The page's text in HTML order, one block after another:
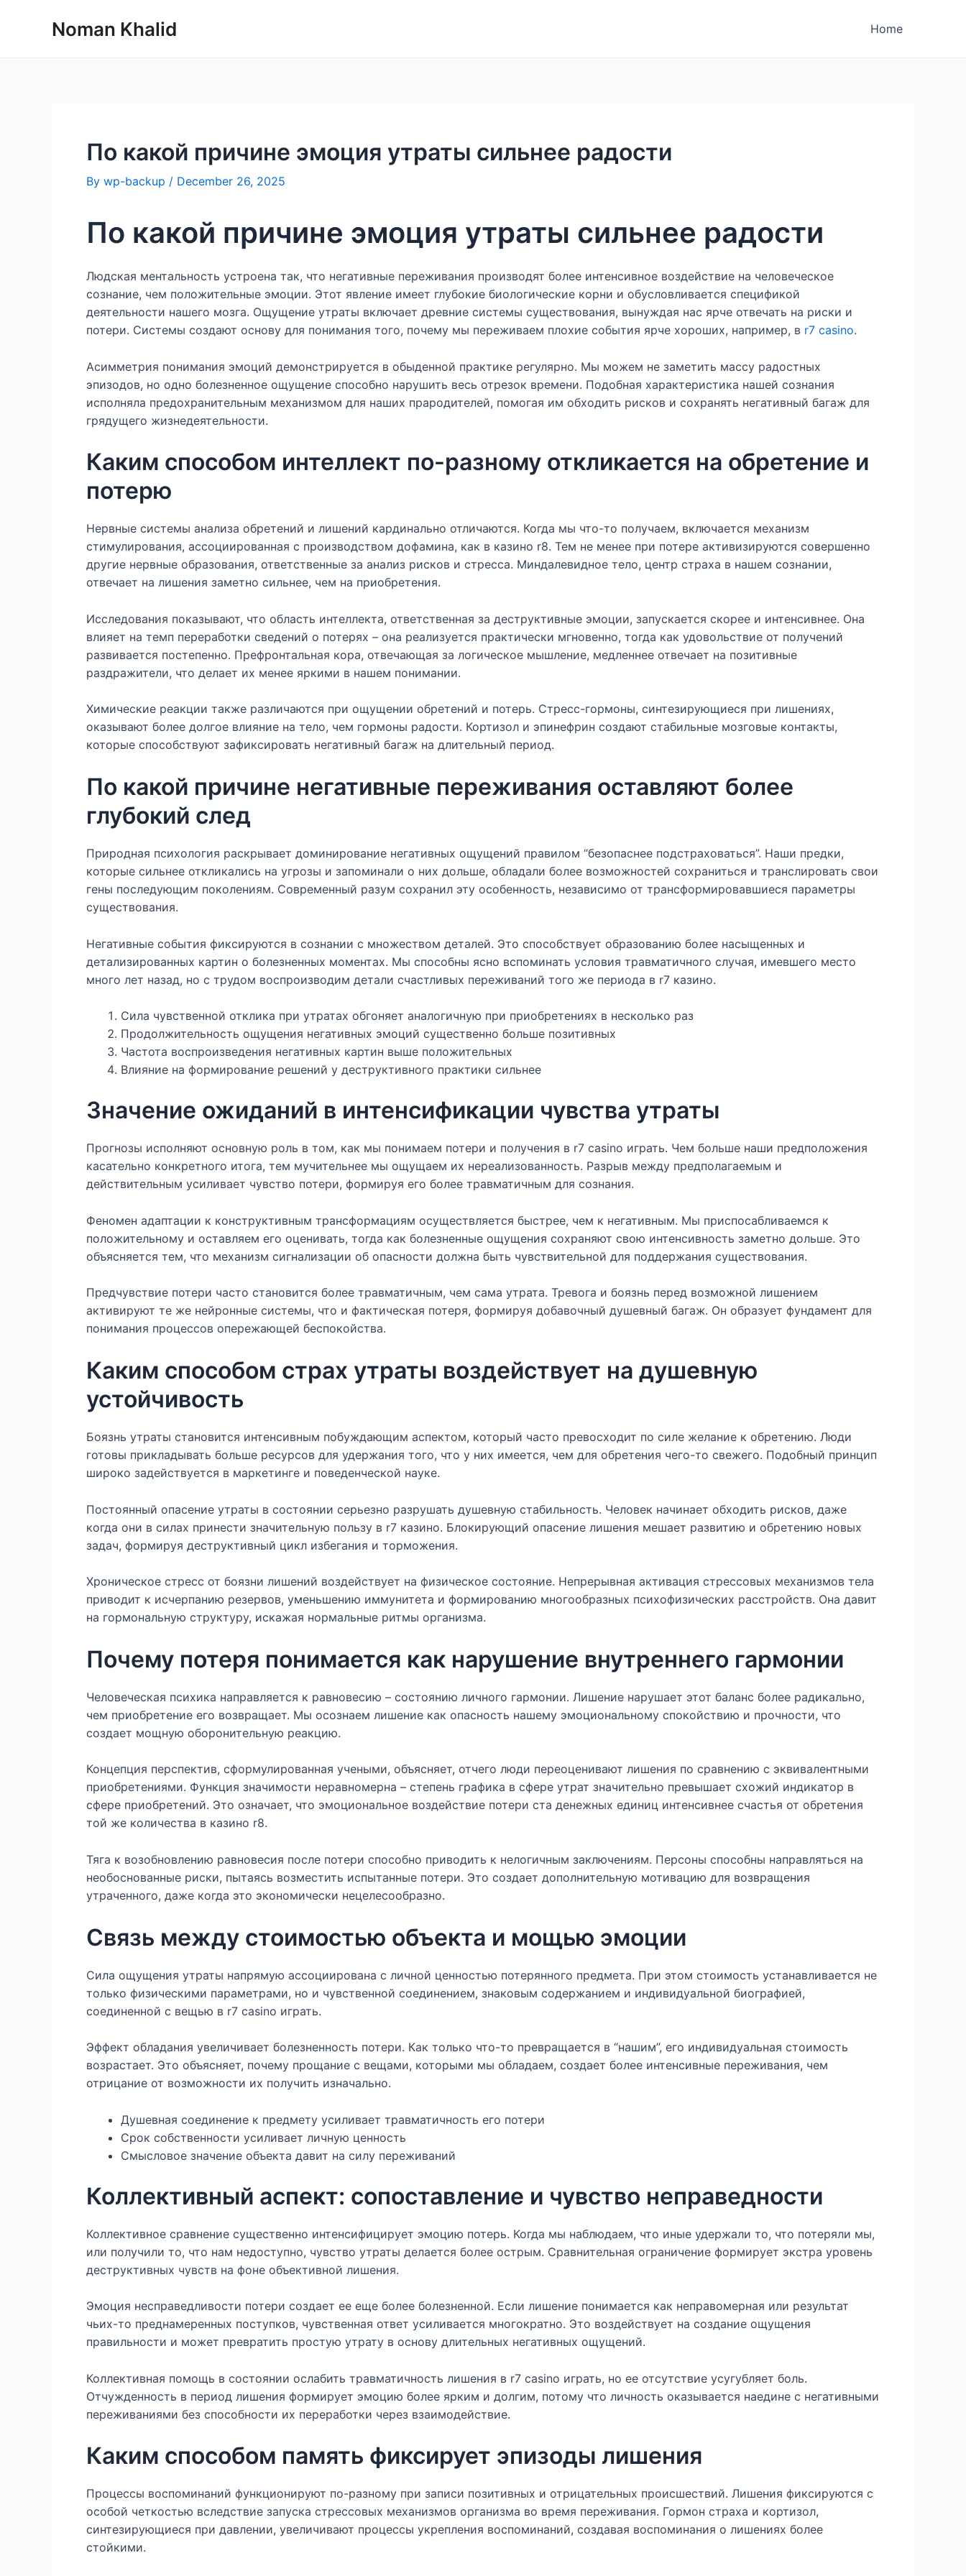
Noman Khalid Home
По какой причине эмоция утраты сильнее радости
By wp-backup / December 26, 2025
По какой причине эмоция утраты сильнее радости
Людская ментальность устроена так, что негативные переживания производят более интенсивное воздействие на человеческое
сознание, чем положительные эмоции. Этот явление имеет глубокие биологические корни и обусловливается спецификой
деятельности нашего мозга. Ощущение утраты включает древние системы существования, вынуждая нас ярче отвечать на риски и
потери. Системы создают основу для понимания того, почему мы переживаем плохие события ярче хороших, например, в r7 casino.
Асимметрия понимания эмоций демонстрируется в обыденной практике регулярно. Мы можем не заметить массу радостных
эпизодов, но одно болезненное ощущение способно нарушить весь отрезок времени. Подобная характеристика нашей сознания
исполняла предохранительным механизмом для наших прародителей, помогая им обходить рисков и сохранять негативный багаж для
грядущего жизнедеятельности.
Каким способом интеллект по-разному откликается на обретение и
потерю
Нервные системы анализа обретений и лишений кардинально отличаются. Когда мы что-то получаем, включается механизм
стимулирования, ассоциированная с производством дофамина, как в казино r8. Тем не менее при потере активизируются совершенно
другие нервные образования, ответственные за анализ рисков и стресса. Миндалевидное тело, центр страха в нашем сознании,
отвечает на лишения заметно сильнее, чем на приобретения.
Исследования показывают, что область интеллекта, ответственная за деструктивные эмоции, запускается скорее и интенсивнее. Она
влияет на темп переработки сведений о потерях – она реализуется практически мгновенно, тогда как удовольствие от получений
развивается постепенно. Префронтальная кора, отвечающая за логическое мышление, медленнее отвечает на позитивные
раздражители, что делает их менее яркими в нашем понимании.
Химические реакции также различаются при ощущении обретений и потерь. Стресс-гормоны, синтезирующиеся при лишениях,
оказывают более долгое влияние на тело, чем гормоны радости. Кортизол и эпинефрин создают стабильные мозговые контакты,
которые способствуют зафиксировать негативный багаж на длительный период.
По какой причине негативные переживания оставляют более
глубокий след
Природная психология раскрывает доминирование негативных ощущений правилом “безопаснее подстраховаться”. Наши предки,
которые сильнее откликались на угрозы и запоминали о них дольше, обладали более возможностей сохраниться и транслировать свои
гены последующим поколениям. Современный разум сохранил эту особенность, независимо от трансформировавшиеся параметры
существования.
Негативные события фиксируются в сознании с множеством деталей. Это способствует образованию более насыщенных и
детализированных картин о болезненных моментах. Мы способны ясно вспоминать условия травматичного случая, имевшего место
много лет назад, но с трудом воспроизводим детали счастливых переживаний того же периода в r7 казино.
Сила чувственной отклика при утратах обгоняет аналогичную при приобретениях в несколько раз
Продолжительность ощущения негативных эмоций существенно больше позитивных
Частота воспроизведения негативных картин выше положительных
Влияние на формирование решений у деструктивного практики сильнее
Значение ожиданий в интенсификации чувства утраты
Прогнозы исполняют основную роль в том, как мы понимаем потери и получения в r7 casino играть. Чем больше наши предположения
касательно конкретного итога, тем мучительнее мы ощущаем их нереализованность. Разрыв между предполагаемым и
действительным усиливает чувство потери, формируя его более травматичным для сознания.
Феномен адаптации к конструктивным трансформациям осуществляется быстрее, чем к негативным. Мы приспосабливаемся к
положительному и оставляем его оценивать, тогда как болезненные ощущения сохраняют свою интенсивность заметно дольше. Это
объясняется тем, что механизм сигнализации об опасности должна быть чувствительной для поддержания существования.
Предчувствие потери часто становится более травматичным, чем сама утрата. Тревога и боязнь перед возможной лишением
активируют те же нейронные системы, что и фактическая потеря, формируя добавочный душевный багаж. Он образует фундамент для
понимания процессов опережающей беспокойства.
Каким способом страх утраты воздействует на душевную
устойчивость
Боязнь утраты становится интенсивным побуждающим аспектом, который часто превосходит по силе желание к обретению. Люди
готовы прикладывать больше ресурсов для удержания того, что у них имеется, чем для обретения чего-то свежего. Подобный принцип
широко задействуется в маркетинге и поведенческой науке.
Постоянный опасение утраты в состоянии серьезно разрушать душевную стабильность. Человек начинает обходить рисков, даже
когда они в силах принести значительную пользу в r7 казино. Блокирующий опасение лишения мешает развитию и обретению новых
задач, формируя деструктивный цикл избегания и торможения.
Хроническое стресс от боязни лишений воздействует на физическое состояние. Непрерывная активация стрессовых механизмов тела
приводит к исчерпанию резервов, уменьшению иммунитета и формированию многообразных психофизических расстройств. Она давит
на гормональную структуру, искажая нормальные ритмы организма.
Почему потеря понимается как нарушение внутреннего гармонии
Человеческая психика направляется к равновесию – состоянию личного гармонии. Лишение нарушает этот баланс более радикально,
чем приобретение его возвращает. Мы осознаем лишение как опасность нашему эмоциональному спокойствию и прочности, что
создает мощную оборонительную реакцию.
Концепция перспектив, сформулированная учеными, объясняет, отчего люди переоценивают лишения по сравнению с эквивалентными
приобретениями. Функция значимости неравномерна – степень графика в сфере утрат значительно превышает схожий индикатор в
сфере приобретений. Это означает, что эмоциональное воздействие потери ста денежных единиц интенсивнее счастья от обретения
той же количества в казино r8.
Тяга к возобновлению равновесия после потери способно приводить к нелогичным заключениям. Персоны способны направляться на
необоснованные риски, пытаясь возместить испытанные потери. Это создает дополнительную мотивацию для возвращения
утраченного, даже когда это экономически нецелесообразно.
Связь между стоимостью объекта и мощью эмоции
Сила ощущения утраты напрямую ассоциирована с личной ценностью потерянного предмета. При этом стоимость устанавливается не
только физическими параметрами, но и чувственной соединением, знаковым содержанием и индивидуальной биографией,
соединенной с вещью в r7 casino играть.
Эффект обладания увеличивает болезненность потери. Как только что-то превращается в “нашим”, его индивидуальная стоимость
возрастает. Это объясняет, почему прощание с вещами, которыми мы обладаем, создает более интенсивные переживания, чем
отрицание от возможности их получить изначально.
Душевная соединение к предмету усиливает травматичность его потери
Срок собственности усиливает личную ценность
Смысловое значение объекта давит на силу переживаний
Коллективный аспект: сопоставление и чувство неправедности
Коллективное сравнение существенно интенсифицирует эмоцию потерь. Когда мы наблюдаем, что иные удержали то, что потеряли мы,
или получили то, что нам недоступно, чувство утраты делается более острым. Сравнительная ограничение формирует экстра уровень
деструктивных чувств на фоне объективной лишения.
Эмоция несправедливости потери создает ее еще более болезненной. Если лишение понимается как неправомерная или результат
чьих-то преднамеренных поступков, чувственная ответ усиливается многократно. Это воздействует на создание ощущения
правильности и может превратить простую утрату в основу длительных негативных ощущений.
Коллективная помощь в состоянии ослабить травматичность лишения в r7 casino играть, но ее отсутствие усугубляет боль.
Отчужденность в период лишения формирует эмоцию более ярким и долгим, потому что личность оказывается наедине с негативными
переживаниями без способности их переработки через взаимодействие.
Каким способом память фиксирует эпизоды лишения
Процессы воспоминаний функционируют по-разному при записи позитивных и отрицательных происшествий. Лишения фиксируются с
особой четкостью вследствие запуска стрессовых механизмов организма во время переживания. Гормон страха и кортизол,
синтезирующиеся при давлении, увеличивают процессы укрепления воспоминаний, создавая воспоминания о лишениях более
стойкими.